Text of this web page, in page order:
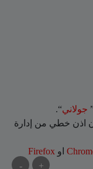
+
-
جولاني“.
اذن خطي من إدارة
او Firefox